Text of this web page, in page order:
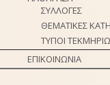
ΣΥΛΛΟΓΕΣ
ΘΕΜΑΤΙΚΕΣ
ΤΥΠΟΙ
ΕΠΙΚΟΙΝΩΝΙΑ